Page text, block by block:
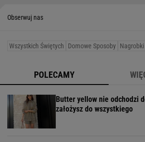
Obserwuj nas
Wszystkich Świętych Domowe Sposoby Nagrobki
POLECAMY
Butter yellow nie odchodzi
założysz do wszystkiego